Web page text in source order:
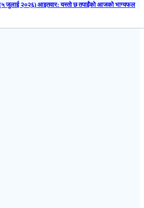
जुलाई २०२६) आइतवार: यस्तो छ तपाईंको आजको भाग्यफल